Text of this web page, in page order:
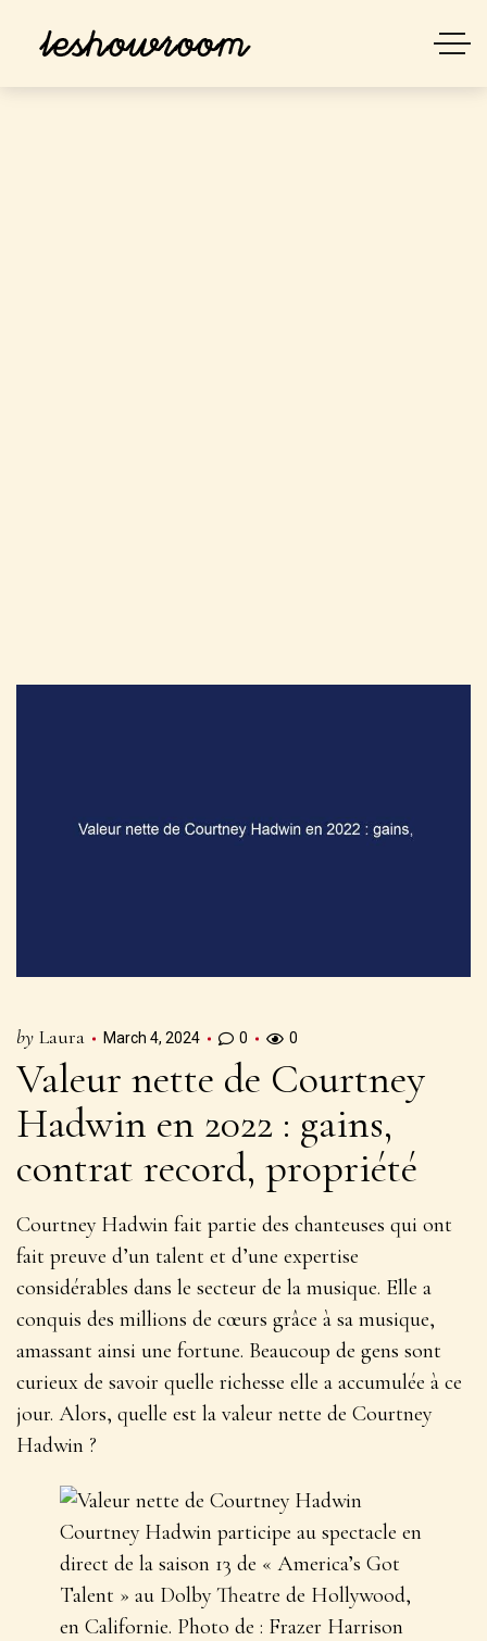
by Laura March 4, 2024 0 0
Valeur nette de Courtney
Hadwin en 2022 : gains,
contrat record, propriété
Courtney Hadwin fait partie des chanteuses qui ont
fait preuve d’un talent et d’une expertise
considérables dans le secteur de la musique. Elle a
conquis des millions de cœurs grâce à sa musique,
amassant ainsi une fortune. Beaucoup de gens sont
curieux de savoir quelle richesse elle a accumulée à ce
jour. Alors, quelle est la valeur nette de Courtney
Hadwin ?
Courtney Hadwin participe au spectacle en
direct de la saison 13 de « America’s Got
Talent » au Dolby Theatre de Hollywood,
en Californie. Photo de : Frazer Harrison